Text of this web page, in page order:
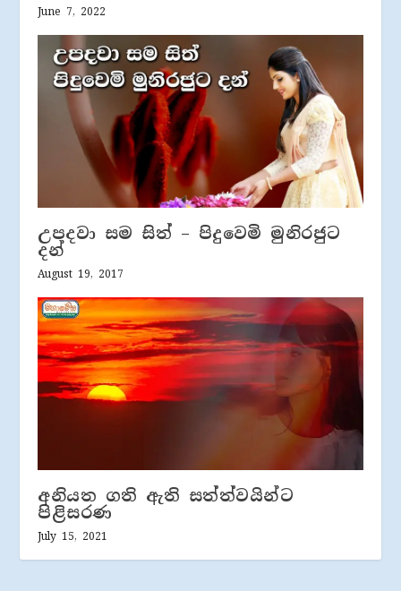
June 7, 2022
උපදවා සම සිත් – පිදුවෙමි මුනිරජුට
දන්
August 19, 2017
අනියත ගති ඇති සත්ත්වයින්ට
පිළිසරණ
July 15, 2021